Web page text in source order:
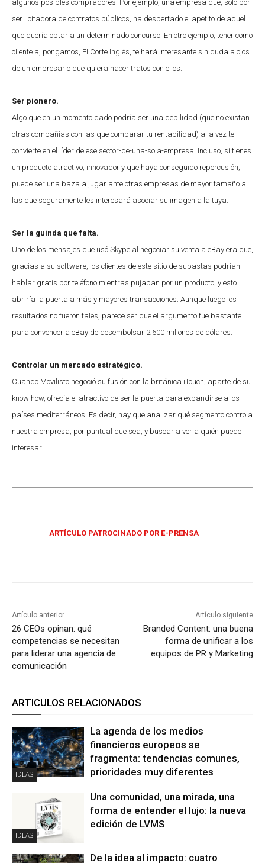
algunos posibles compradores. Por ejemplo, una empresa que, sólo por
ser licitadora de contratos públicos, ha despertado el apetito de aquel
que quería optar a un determinado concurso. En otro ejemplo, tener como
cliente a, pongamos, El Corte Inglés, te hará interesante sin duda a ojos
de un empresario que quiera hacer tratos con ellos.
Ser pionero.
Algo que en un momento dado podría ser una debilidad (que no existan
otras compañías con las que comparar tu rentabilidad) a la vez te
convierte en el líder de ese sector-de-una-sola-empresa. Incluso, si tienes
un producto atractivo, innovador y que haya conseguido repercusión,
puede ser una baza a jugar ante otras empresas de mayor tamaño a
las que seguramente les interesará asociar su imagen a la tuya.
Ser la guinda que falta.
Uno de los mensajes que usó Skype al negociar su venta a eBay era que,
gracias a su software, los clientes de este sitio de subastas podrían
hablar gratis por teléfono mientras pujaban por un producto, y esto
abriría la puerta a más y mayores transacciones. Aunque luego los
resultados no fueron tales, parece ser que el argumento fue bastante
para convencer a eBay de desembolsar 2.600 millones de dólares.
Controlar un mercado estratégico.
Cuando Movilisto negoció su fusión con la británica iTouch, aparte de su
know how, ofrecía el atractivo de ser la puerta para expandirse a los
países mediterráneos. Es decir, hay que analizar qué segmento controla
nuestra empresa, por puntual que sea, y buscar a ver a quién puede
interesar.
ARTÍCULO PATROCINADO POR E-PRENSA
Artículo anterior
26 CEOs opinan: qué
competencias se necesitan
para liderar una agencia de
comunicación
Artículo siguiente
Branded Content: una buena
forma de unificar a los
equipos de PR y Marketing
ARTICULOS RELACIONADOS
IDEAS
La agenda de los medios
financieros europeos se
fragmenta: tendencias comunes,
prioridades muy diferentes
IDEAS
Una comunidad, una mirada, una
forma de entender el lujo: la nueva
edición de LVMS
De la idea al impacto: cuatro